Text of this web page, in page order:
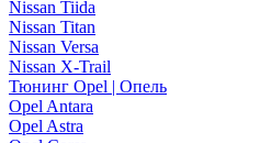
Nissan Tiida
Nissan Titan
Nissan Versa
Nissan X-Trail
Тюнинг Opel | Опель
Opel Antara
Opel Astra